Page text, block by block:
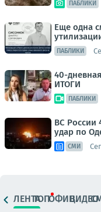
ПАБЛИКИ
Еще одна
ПАБЛИКИ
40-
ИТОГИ
ПАБЛИКИ
ВС России
удар по
СМИ
ЛЕНТАТОПОФИЦ.ВИДЕО